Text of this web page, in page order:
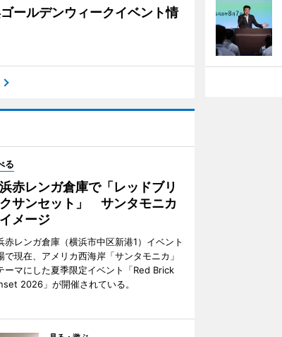
ールデンウィークイベント情
る
赤レンガ倉庫で「レッドブリ
サンセット」 サンタモニカ
メージ
赤レンガ倉庫（横浜市中区新港1）イベント
で現在、アメリカ西海岸「サンタモニカ」
ーマにした夏季限定イベント「Red Brick
2026」が開催されている。